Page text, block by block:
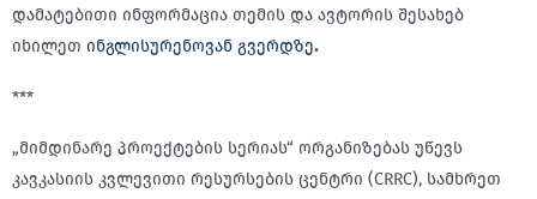
დამატებითი ინფორმაცია თემის და ავტორის შესახებ
იხილეთ ინგლისურენოვან გვერდზე.
***
„მიმდინარე პროექტების სერიას“ ორგანიზებას უწევს
კავკასიის კვლევითი რესურსების ცენტრი (CRRC), სამხრეთ